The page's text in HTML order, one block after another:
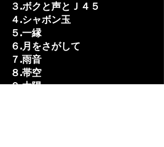
３.ボクと声とＪ４５
４.シャボン玉
５.一縁
６.月をさがして
７.雨音
８.帯空
９.太陽